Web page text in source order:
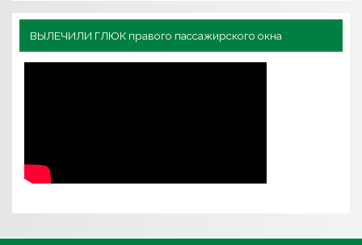
ВЫЛЕЧИЛИ ГЛЮК правого пассажирского окна